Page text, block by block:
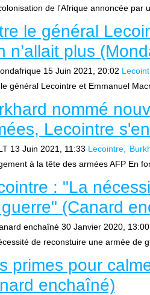
de l'Afrique annoncée par
le général
n’allait plus
15 Juin 2021, 20:02
général Lecointre et Emmanuel
nommé
Lecointre
13 Juin 2021, 11:33 Lecointre
à la tête des armées AFP En
: "La
(Canard
enchaîné 30 Janvier 2020, 13:00
de reconstuire une armée de
primes pour
enchaîné)